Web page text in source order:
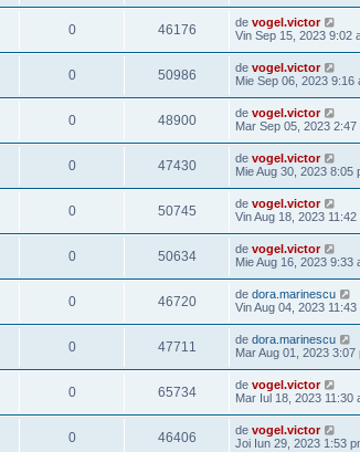
0 46176 de vogel.victor
Vin Sep 15, 2023 9:02
0 50986 de vogel.victor
Mie Sep 06, 2023 9:16
0 48900 de vogel.victor
Mar Sep 05, 2023 2:47
0 47430 de vogel.victor
Mie Aug 30, 2023 8:05
0 50745 de vogel.victor
Vin Aug 18, 2023 11:42
0 50634 de vogel.victor
Mie Aug 16, 2023 9:33
0 46720 de dora.marinescu
Vin Aug 04, 2023 11:43
0 47711 de dora.marinescu
Mar Aug 01, 2023 3:07
0 65734 de vogel.victor
Mar Iul 18, 2023 11:30
0 46406 de vogel.victor
Joi Iun 29, 2023 1:53